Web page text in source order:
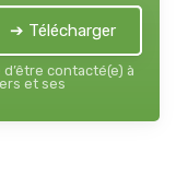
➔ Télécharger
contacté(e) à
et ses